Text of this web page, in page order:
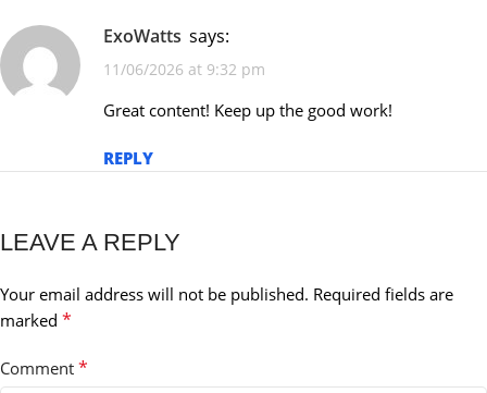
ExoWatts says:
11/06/2026 at 9:32 pm
Great content! Keep up the good work!
REPLY
LEAVE A REPLY
Your email address will not be published. Required fields are
marked *
Comment *